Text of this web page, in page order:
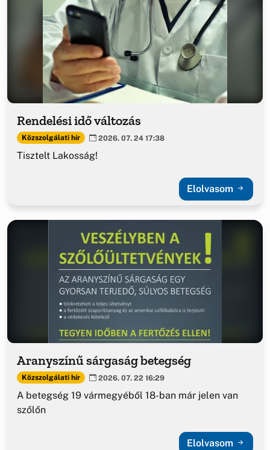
Rendelési idő változás
Közszolgálati hír 2026. 07. 24 17:38
Tisztelt Lakosság!
Elolvasom
Aranyszínű sárgaság betegség
Közszolgálati hír 2026. 07. 22 16:29
A betegség 19 vármegyéből 18-ban már jelen van
szőlőn
Elolvasom